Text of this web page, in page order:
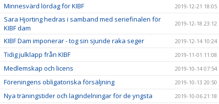
Minnesvärd lördag för KIBF 2019-12-21 18:05
Sara Hjorting hedras i samband med seriefinalen för
KIBF dam
2019-12-18 23:12
KIBF Dam imponerar - tog sin sjunde raka seger 2019-12-14 10:24
Tidig julklapp från KIBF 2019-11-01 11:08
Medlemskap och licens 2019-10-14 07:54
Föreningens obligatoriska försäljning 2019-10-13 20:50
Nya träningstider och lagindelningar för de yngsta 2019-10-06 21:18